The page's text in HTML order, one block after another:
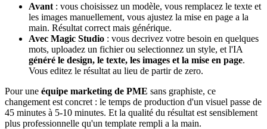
Avant : vous choisissez un modèle, vous remplacez le texte et
les images manuellement, vous ajustez la mise en page a la
main. Résultat correct mais générique.
Avec Magic Studio : vous decrivez votre besoin en quelques
mots, uploadez un fichier ou selectionnez un style, et l'IA
généré le design, le texte, les images et la mise en page.
Vous editez le résultat au lieu de partir de zero.
Pour une équipe marketing de PME sans graphiste, ce
changement est concret : le temps de production d'un visuel passe de
45 minutes à 5-10 minutes. Et la qualité du résultat est sensiblement
plus professionnelle qu'un template rempli a la main.